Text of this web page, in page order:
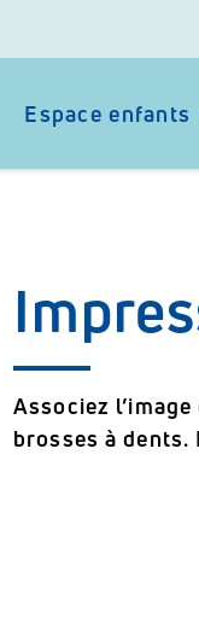
Espace enfants
Associez
brosses à dents.